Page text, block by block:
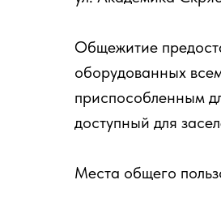
Общежитие
оборудованных
приспособленным
доступный для
Места общего